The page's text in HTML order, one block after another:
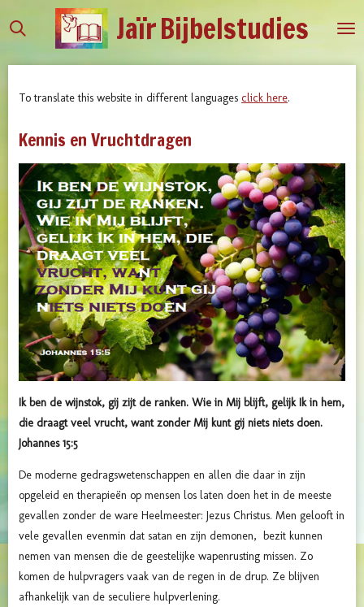
direct
hoofdinhoud
JaïrBijbelstudies
To translate this website in different languages click here.
Kennis en Vruchtdragen
Ik ben de wijnstok, gij zijt de ranken. Wie in Mij blijft, gelijk Ik in hem,
die draagt veel vrucht, want zonder Mij kunt gij niets niets doen.
Johannes 15:5
De moderne gedragswetenschappen en allen die daar in zijn
opgeleid en therapieën op mensen los laten doen het in de meeste
gevallen zonder de ware Heelmeester: Jezus Christus. Men gelooft in
vele gevallen evenmin dat satan en zijn demonen, bezit kunnen
nemen van mensen die de geestelijke wapenrusting missen. Zo
komen de hulpvragers vaak van de regen in de drup. Ze blijven
afhankelijk van de seculiere hulpverlening.